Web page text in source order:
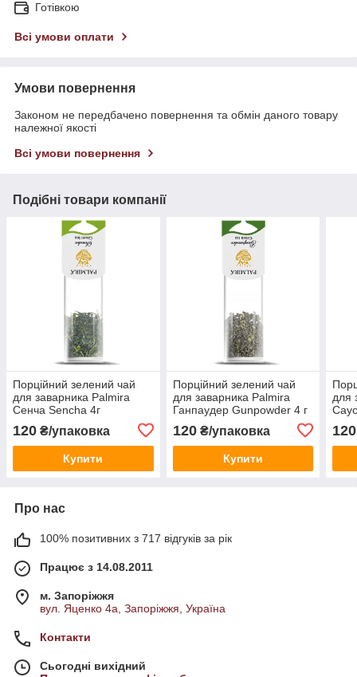
Готівкою
Всі умови оплати
Умови повернення
Законом не передбачено повернення та обмін даного товару
належної якості
Всі умови повернення
Подібні товари компанії
Порційний зелений чай
для заварника Palmira
Сенча Sencha 4г
120 ₴/упаковка
Купити
Порційний зелений чай
для заварника Palmira
Ганпаудер Gunpowder 4 г
120₴/упаковка
Купити
для
120
Про нас
100% позитивних з 717 відгуків за рік
Працює з 14.08.2011
м. Запоріжжя
вул. Яценко 4а, Запоріжжя, Україна
Контакти
Сьогодні вихідний